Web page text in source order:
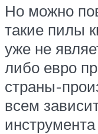
Но можно
такие пилы
уже не
либо евро
страны-
всем
инструмента